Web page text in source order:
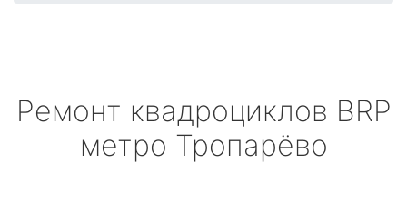
Ремонт квадроциклов BRP
метро Тропарёво